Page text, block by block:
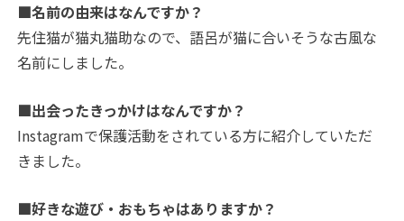
■名前の由来はなんですか？
先住猫が猫丸猫助なので、語呂が猫に合いそうな古風な
名前にしました。
■出会ったきっかけはなんですか？
Instagramで保護活動をされている方に紹介していただ
きました。
■好きな遊び・おもちゃはありますか？